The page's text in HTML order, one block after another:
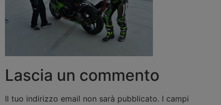
Lascia un commento
Il tuo indirizzo email non sarà pubblicato. I campi